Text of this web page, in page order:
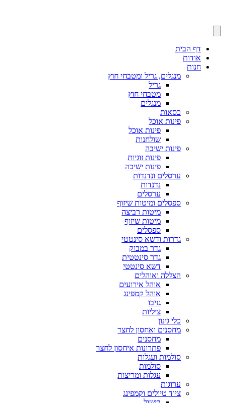
דף הבית
אודות
חנות
מנגלים, גריל ומטבחי חוץ
גריל
מטבחי חוץ
מנגלים
כסאות
פינות אוכל
פינות אוכל
שולחנות
פינות ישיבה
פינות זוגיות
פינות ישיבה
ערסלים ונדנדות
נדנדות
ערסלים
ספסלים ומיטות שיזוף
מיטות רביצה
מיטות שיזוף
ספסלים
גדרות ודשא סינטטי
גדר במבוק
גדר סינטטית
דשא סינטטי
הצללה ואוהלים
אוהל אירועים
אוהל קמפינג
גזיבו
ציליות
כלי גינון
מחסנים ואחסון לחצר
מחסנים
פתרונות איחסון לחצר
סולמות ועגלות
סולמות
עגלות ומריצות
ערוגות
ציוד טיולים וקמפינג